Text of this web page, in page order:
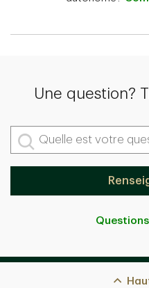
Une question?
Quelle est votre question?